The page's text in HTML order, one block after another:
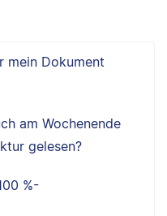
mein Dokument
am Wochenende
gelesen?
%-